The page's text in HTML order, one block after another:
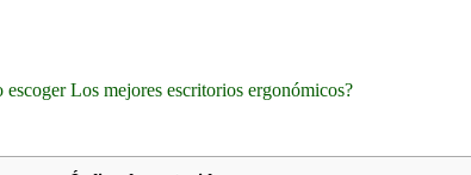
escoger Los mejores escritorios ergonómicos?